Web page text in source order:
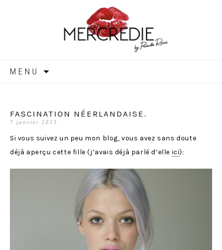
MERCREDIE
MENU
FASCINATION NÉERLANDAISE.
7 janvier 2013
Si vous suivez un peu mon blog, vous avez sans doute
déjà aperçu cette fille (j’avais déjà parlé d’elle ici):